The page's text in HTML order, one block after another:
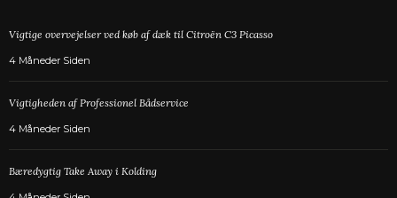
Vigtige overvejelser ved køb af dæk til Citroën C3 Picasso
4 Måneder Siden
Vigtigheden af Professionel Bådservice
4 Måneder Siden
Bæredygtig Take Away i Kolding